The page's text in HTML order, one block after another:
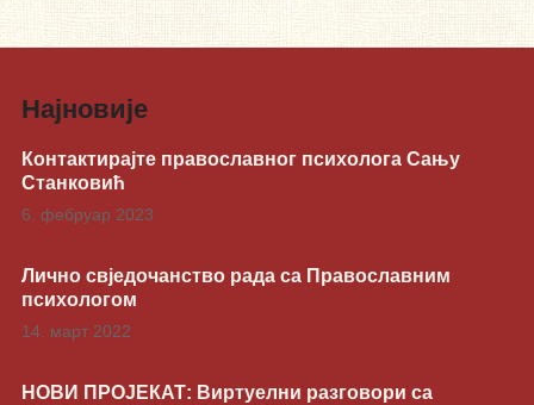
Најновије
Контактирајте православног психолога Сању
Станковић
6. фебруар 2023
Лично свједочанство рада са Православним
психологом
14. март 2022
НОВИ ПРОЈЕКАТ: Виртуелни разговори са